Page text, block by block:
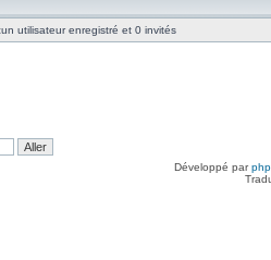
utilisateur enregistré et 0 invités
Développé par